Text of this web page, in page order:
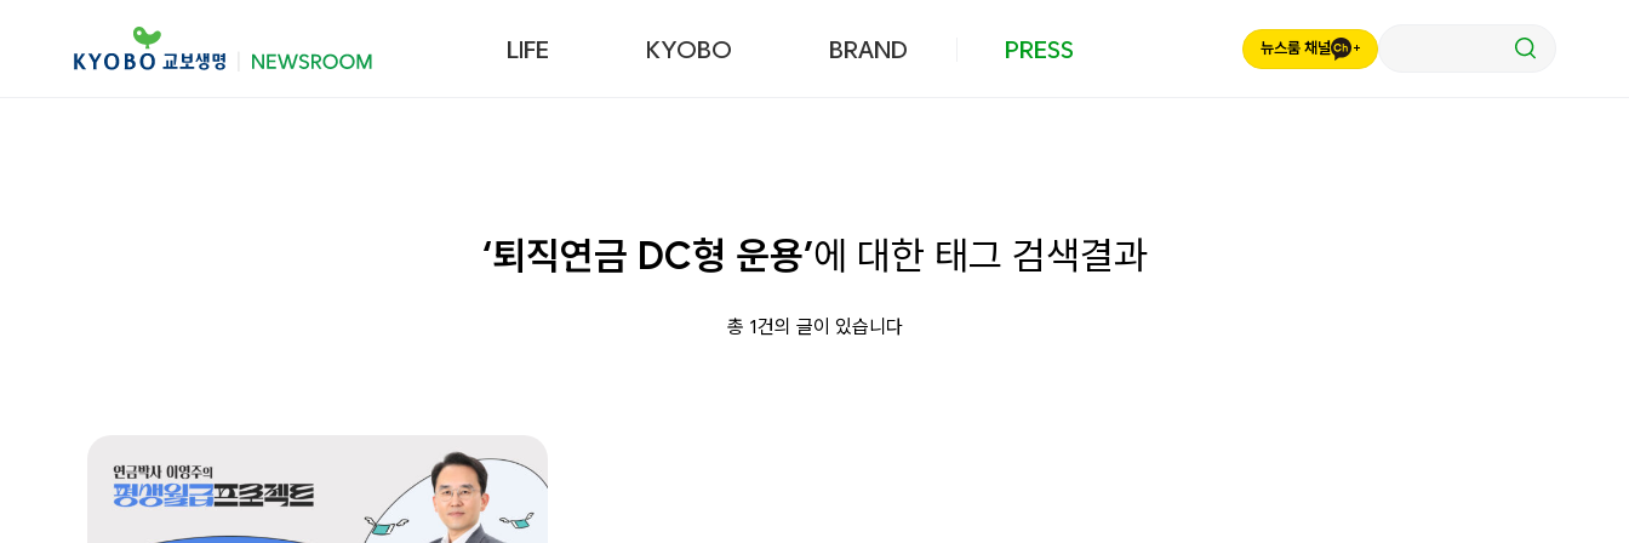
LIFE KYOBO BRAND PRESS 뉴스룸 채널
‘퇴직연금 DC형 운용’에 대한 태그 검색결과
총 1건의 글이 있습니다